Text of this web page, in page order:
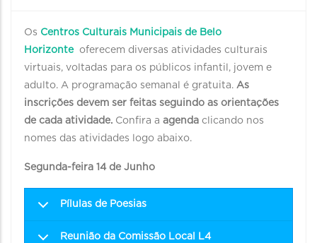
Os Centros Culturais Municipais de Belo
Horizonte
oferecem diversas atividades culturais
virtuais, voltadas para os públicos infantil, jovem e
adulto. A programação semanal é gratuita. As
inscrições devem ser feitas seguindo as orientações
de cada atividade. Confira a agenda clicando nos
nomes das atividades logo abaixo.
Segunda-feira 14 de Junho
Pílulas de Poesias
Reunião da Comissão Local L4